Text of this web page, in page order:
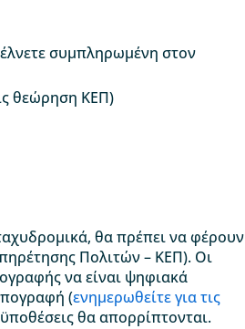
συμπληρωμένη στον
θεώρηση ΚΕΠ)
θα πρέπει να φέρουν
Πολιτών – ΚΕΠ). Οι
να είναι ψηφιακά
(ενημερωθείτε για τις
θα απορρίπτονται.